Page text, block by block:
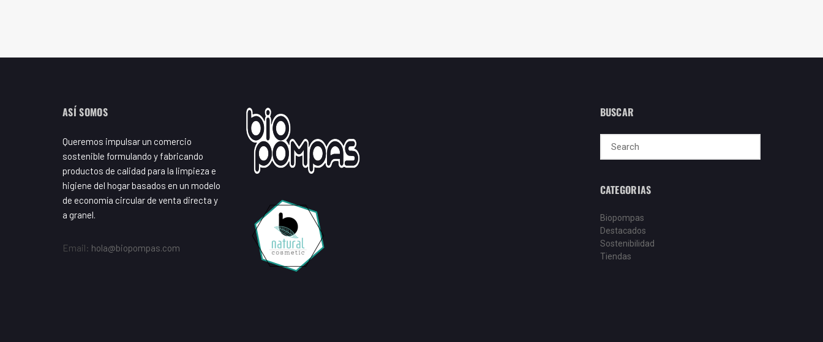
ASÍ SOMOS
Queremos impulsar un comercio
sostenible formulando y fabricando
productos de calidad para la limpieza e
higiene del hogar basados en un modelo
de economía circular de venta directa y
a granel.
Email: hola@biopompas.com
BUSCAR
CATEGORIAS
Biopompas
Destacados
Sostenibilidad
Tiendas